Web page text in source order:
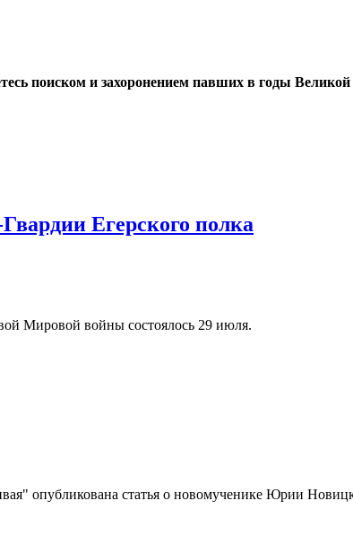
поиском и захоронением павших в годы
Егерского полка
Мировой войны состоялось 29 июля.
опубликована статья о новомученике Юрии